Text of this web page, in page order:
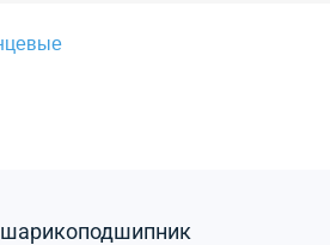
шарикоподшипник